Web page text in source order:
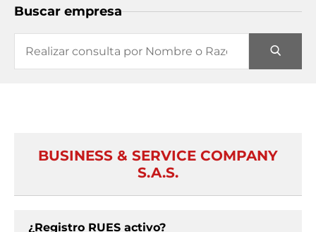
Buscar empresa
BUSINESS & SERVICE COMPANY
S.A.S.
¿Registro RUES activo?